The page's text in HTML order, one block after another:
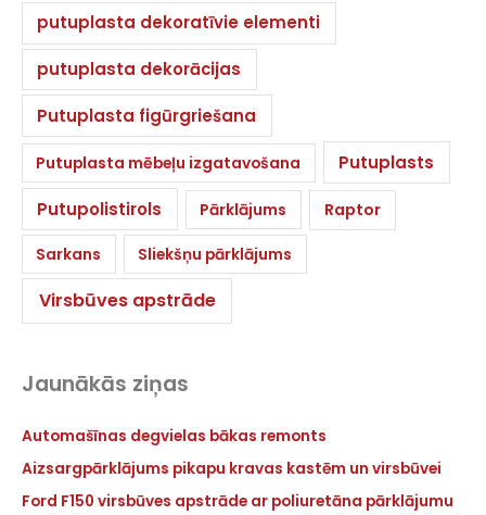
putuplasta dekoratīvie elementi
putuplasta dekorācijas
Putuplasta figūrgriešana
Putuplasta mēbeļu izgatavošana Putuplasts
Putupolistirols Pārklājums Raptor
Sarkans Sliekšņu pārklājums
Virsbūves apstrāde
Jaunākās ziņas
Automašīnas degvielas bākas remonts
Aizsargpārklājums pikapu kravas kastēm un virsbūvei
Ford F150 virsbūves apstrāde ar poliuretāna pārklājumu